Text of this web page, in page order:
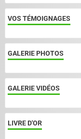
VOS TÉMOIGNAGES
GALERIE PHOTOS
GALERIE VIDÉOS
LIVRE D'OR